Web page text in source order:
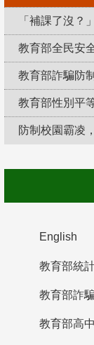
「補課了沒？
教育部全民安
教育部詐騙防
教育部性別平
防制校園霸凌
English
教育部詐